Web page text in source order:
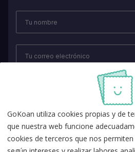
GoKoan utiliza cookies propias y de
que nuestra web funcione
cookies de terceros que nos